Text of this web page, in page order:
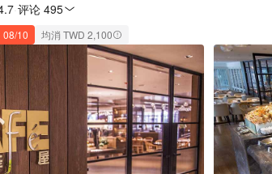
评论 495
08/10 均消 TWD 2,100